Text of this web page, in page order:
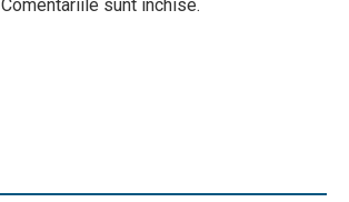
Comentariile sunt inchise.